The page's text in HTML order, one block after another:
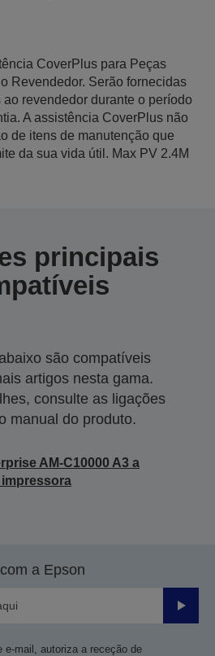
CoverPlus para Peças
Revendedor. Serão fornecidas
revendedor durante o período
A assistência CoverPlus não
de itens de manutenção que
da sua vida útil. Max PV 2.4M
principais
são compatíveis
artigos nesta gama.
consulte as ligações
manual do produto.
AM-C10000 A3 a
a Epson
Enviar
e-mail, autoriza a receção de